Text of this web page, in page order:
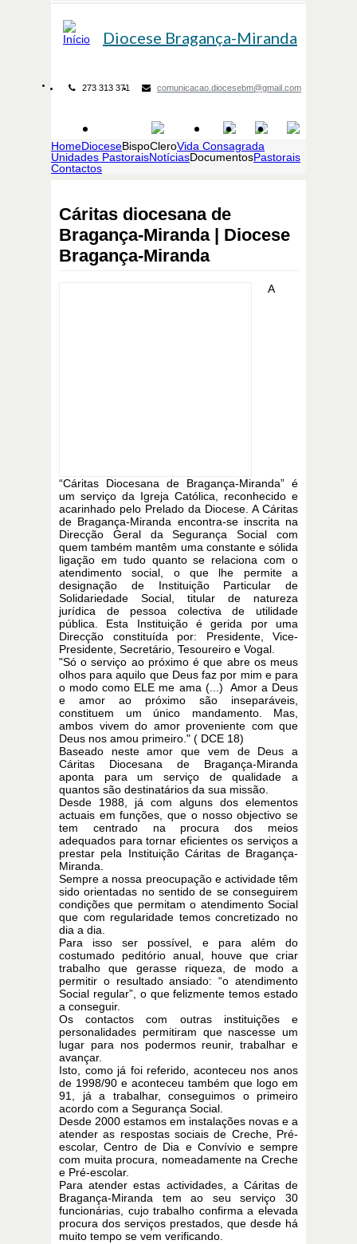
Diocese Bragança-Miranda
273 313 371 comunicacao.diocesebm@gmail.com
HomeDioceseBispoCleroVida Consagrada
Unidades PastoraisNotíciasDocumentosPastorais
Contactos
Cáritas diocesana de
Bragança-Miranda | Diocese
Bragança-Miranda
A
“Cáritas Diocesana de Bragança-Miranda” é
um serviço da Igreja Católica, reconhecido e
acarinhado pelo Prelado da Diocese. A Cáritas
de Bragança-Miranda encontra-se inscrita na
Direcção Geral da Segurança Social com
quem também mantêm uma constante e sólida
ligação em tudo quanto se relaciona com o
atendimento social, o que lhe permite a
designação de Instituição Particular de
Solidariedade Social, titular de natureza
jurídica de pessoa colectiva de utilidade
pública. Esta Instituição é gerida por uma
Direcção constituída por: Presidente, Vice-
Presidente, Secretário, Tesoureiro e Vogal.
"Só o serviço ao próximo é que abre os meus
olhos para aquilo que Deus faz por mim e para
o modo como ELE me ama (...) Amor a Deus
e amor ao próximo são inseparáveis,
constituem um único mandamento. Mas,
ambos vivem do amor proveniente com que
Deus nos amou primeiro." ( DCE 18)
Baseado neste amor que vem de Deus a
Cáritas Diocesana de Bragança-Miranda
aponta para um serviço de qualidade a
quantos são destinatários da sua missão.
Desde 1988, já com alguns dos elementos
actuais em funções, que o nosso objectivo se
tem centrado na procura dos meios
adequados para tornar eficientes os serviços a
prestar pela Instituição Cáritas de Bragança-
Miranda.
Sempre a nossa preocupação e actividade têm
sido orientadas no sentido de se conseguirem
condições que permitam o atendimento Social
que com regularidade temos concretizado no
dia a dia.
Para isso ser possível, e para além do
costumado peditório anual, houve que criar
trabalho que gerasse riqueza, de modo a
permitir o resultado ansiado: “o atendimento
Social regular”, o que felizmente temos estado
a conseguir.
Os contactos com outras instituições e
personalidades permitiram que nascesse um
lugar para nos podermos reunir, trabalhar e
avançar.
Isto, como já foi referido, aconteceu nos anos
de 1998/90 e aconteceu também que logo em
91, já a trabalhar, conseguimos o primeiro
acordo com a Segurança Social.
Desde 2000 estamos em instalações novas e a
atender as respostas sociais de Creche, Pré-
escolar, Centro de Dia e Convívio e sempre
com muita procura, nomeadamente na Creche
e Pré-escolar.
Para atender estas actividades, a Cáritas de
Bragança-Miranda tem ao seu serviço 30
funcionárias, cujo trabalho confirma a elevada
procura dos serviços prestados, que desde há
muito tempo se vem verificando.